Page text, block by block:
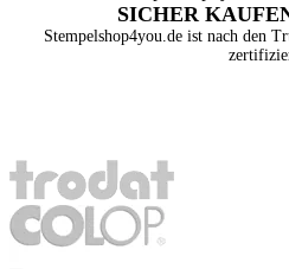
SICHER
Stempelshop4you.de ist nach den